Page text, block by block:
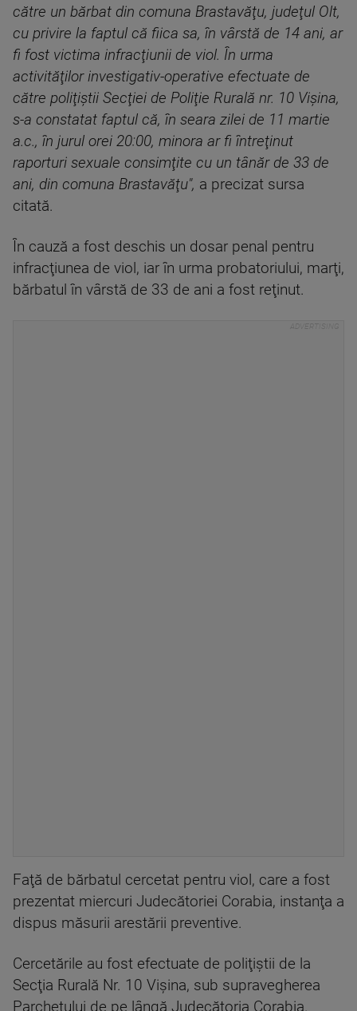
către un bărbat din comuna Brastavăţu, judeţul Olt,
cu privire la faptul că fiica sa, în vârstă de 14 ani, ar
fi fost victima infracţiunii de viol. În urma
activităţilor investigativ-operative efectuate de
către poliţiştii Secţiei de Poliţie Rurală nr. 10 Vişina,
s-a constatat faptul că, în seara zilei de 11 martie
a.c., în jurul orei 20:00, minora ar fi întreţinut
raporturi sexuale consimţite cu un tânăr de 33 de
ani, din comuna Brastavăţu", a precizat sursa
citată.
În cauză a fost deschis un dosar penal pentru
infracţiunea de viol, iar în urma probatoriului, marţi,
bărbatul în vârstă de 33 de ani a fost reţinut.
Faţă de bărbatul cercetat pentru viol, care a fost
prezentat miercuri Judecătoriei Corabia, instanţa a
dispus măsurii arestării preventive.
Cercetările au fost efectuate de poliţiştii de la
Secţia Rurală Nr. 10 Vişina, sub supravegherea
Parchetului de pe lângă Judecătoria Corabia.